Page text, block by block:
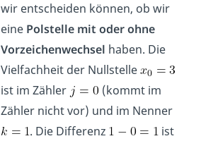
wir entscheiden können, ob wir
eine Polstelle mit oder ohne
Vorzeichenwechsel haben. Die
Vielfachheit der Nullstelle
ist im Zähler
(kommt im
Zähler nicht vor) und im Nenner
. Die Differenz
ist